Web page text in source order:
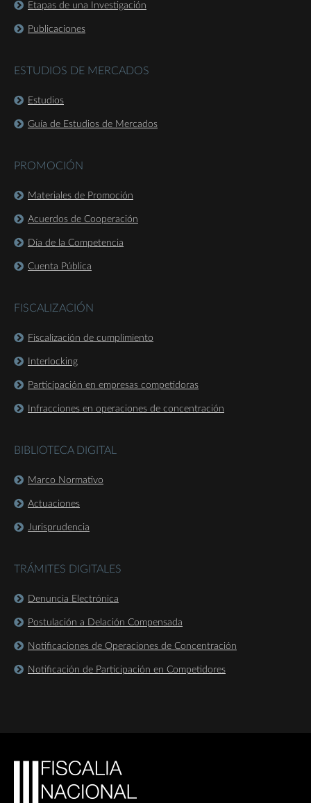
Etapas de una Investigación
Publicaciones
ESTUDIOS DE MERCADOS
Estudios
Guía de Estudios de Mercados
PROMOCIÓN
Materiales de Promoción
Acuerdos de Cooperación
Día de la Competencia
Cuenta Pública
FISCALIZACIÓN
Fiscalización de cumplimiento
Interlocking
Participación en empresas competidoras
Infracciones en operaciones de concentración
BIBLIOTECA DIGITAL
Marco Normativo
Actuaciones
Jurisprudencia
TRÁMITES DIGITALES
Denuncia Electrónica
Postulación a Delación Compensada
Notificaciones de Operaciones de Concentración
Notificación de Participación en Competidores